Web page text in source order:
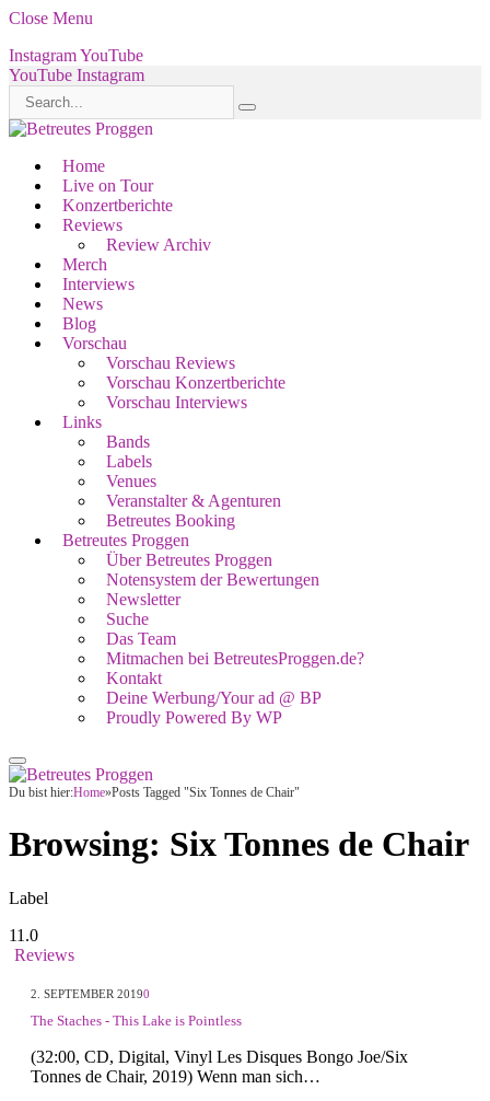
Close Menu
InstagramYouTube
YouTube Instagram
Home
Live on Tour
Konzertberichte
Reviews
Review Archiv
Merch
Interviews
News
Blog
Vorschau
Vorschau Reviews
Vorschau Konzertberichte
Vorschau Interviews
Links
Bands
Labels
Venues
Veranstalter & Agenturen
Betreutes Booking
Betreutes Proggen
Über Betreutes Proggen
Notensystem der Bewertungen
Newsletter
Suche
Das Team
Mitmachen bei BetreutesProggen.de?
Kontakt
Deine Werbung/Your ad @ BP
Proudly Powered By WP
Du bist hier:Home»Posts Tagged "Six Tonnes de Chair"
Browsing: Six Tonnes de Chair
Label
11.0
Reviews
2. SEPTEMBER 20190
The Staches - This Lake is Pointless
(32:00, CD, Digital, Vinyl Les Disques Bongo Joe/Six
Tonnes de Chair, 2019) Wenn man sich…